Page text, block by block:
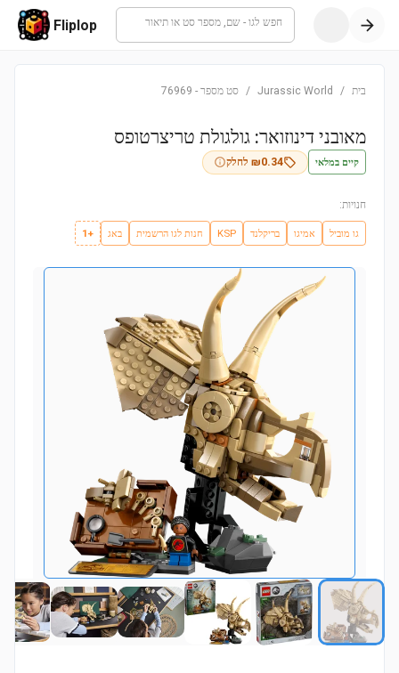
חפש לגו - שם, מספר סט או תיאור Fliplop
בית /
Jurassic World
/ סט מספר -
76969
מאובני דינוזואר: גולגולת טריצרטופס
קיים במלאי ₪0.34 לחלק
חנויות:
גו מוביל אמיגו בריקלנד KSP חנות לגו הרשמית באג +1